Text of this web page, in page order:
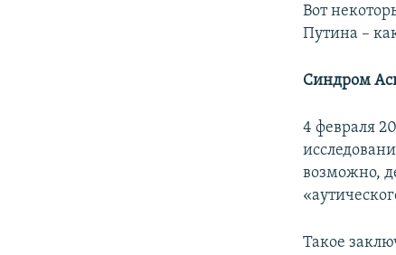
Вот
Путина –
Синдром
4 февраля
возможно,
Такое